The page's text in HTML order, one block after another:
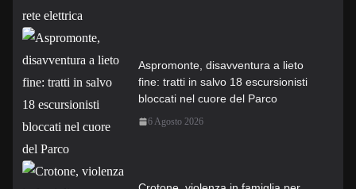
Aspromonte, disavventura a lieto
fine: tratti in salvo 18 escursionisti
bloccati nel cuore del Parco
6 Agosto 2026